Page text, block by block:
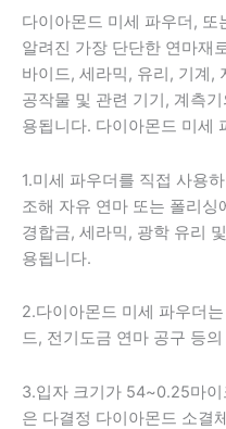
다이아몬드 미세 파우더, 또
알려진 가장 단단한 연마재
바이드, 세라믹, 유리, 기계,
공작물 및 관련 기기, 계측
용됩니다. 다이아몬드 미세
1.미세 파우더를 직접 사용
조해 자유 연마 또는 폴리
경합금, 세라믹, 광학 유리
용됩니다.
2.다이아몬드 미세 파우더
드, 전기도금 연마 공구 등
3.입자 크기가 54~0.25마
은 다결정 다이아몬드 소결